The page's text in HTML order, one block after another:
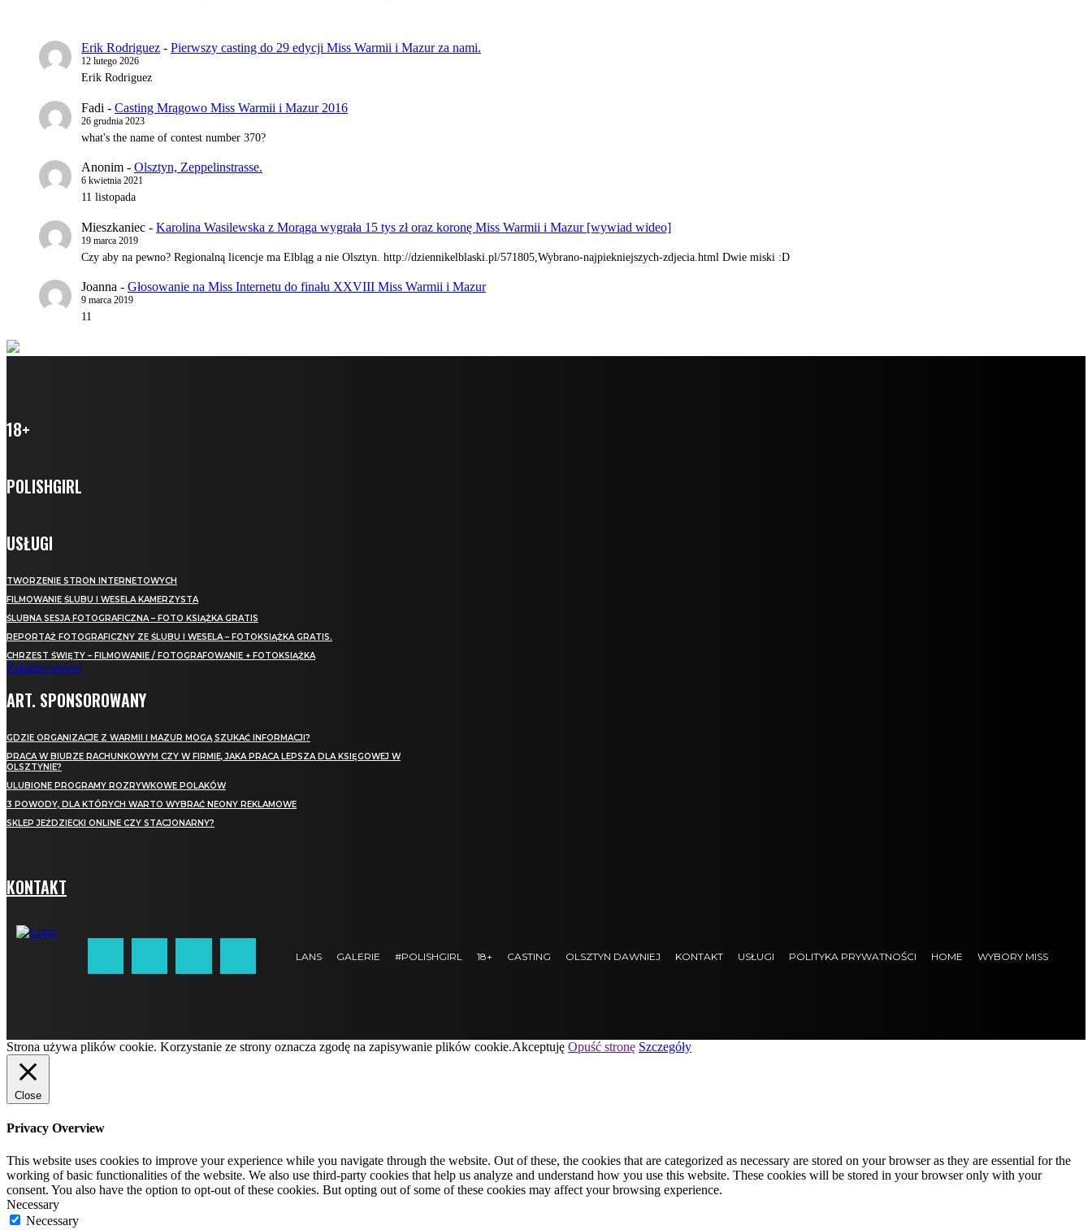
Erik Rodriguez - Pierwszy casting do 29 edycji Miss Warmii i Mazur za nami.
12 lutego 2026
Erik Rodriguez
Fadi - Casting Mrągowo Miss Warmii i Mazur 2016
26 grudnia 2023
what's the name of contest number 370?
Anonim - Olsztyn, Zeppelinstrasse.
6 kwietnia 2021
11 listopada
Mieszkaniec - Karolina Wasilewska z Morąga wygrała 15 tys zł oraz koronę Miss Warmii i Mazur [wywiad wideo]
19 marca 2019
Czy aby na pewno? Regionalną licencje ma Elbląg a nie Olsztyn. http://dziennikelblaski.pl/571805,Wybrano-najpiekniejszych-zdjecia.html Dwie miski :D
Joanna - Głosowanie na Miss Internetu do finału XXVIII Miss Warmii i Mazur
9 marca 2019
11
18+
POLISHGIRL
USŁUGI
TWORZENIE STRON INTERNETOWYCH
FILMOWANIE ŚLUBU I WESELA KAMERZYSTA
ŚLUBNA SESJA FOTOGRAFICZNA – FOTO KSIĄŻKA GRATIS
REPORTAŻ FOTOGRAFICZNY ZE ŚLUBU I WESELA – FOTOKSIĄŻKA GRATIS.
CHRZEST ŚWIĘTY – FILMOWANIE / FOTOGRAFOWANIE + FOTOKSIĄŻKA
Załaduj więcej
ART. SPONSOROWANY
GDZIE ORGANIZACJE Z WARMII I MAZUR MOGĄ SZUKAĆ INFORMACJI?
PRACA W BIURZE RACHUNKOWYM CZY W FIRMIE, JAKA PRACA LEPSZA DLA KSIĘGOWEJ W
OLSZTYNIE?
ULUBIONE PROGRAMY ROZRYWKOWE POLAKÓW
3 POWODY, DLA KTÓRYCH WARTO WYBRAĆ NEONY REKLAMOWE
SKLEP JEŹDZIECKI ONLINE CZY STACJONARNY?
KONTAKT
LANS GALERIE #POLISHGIRL 18+ CASTING OLSZTYN DAWNIEJ KONTAKT USŁUGI POLITYKA PRYWATNOŚCI HOME WYBORY MISS
Strona używa plików cookie. Korzystanie ze strony oznacza zgodę na zapisywanie plików cookie.Akceptuję Opuść stronę Szczegóły
Close
Privacy Overview
This website uses cookies to improve your experience while you navigate through the website. Out of these, the cookies that are categorized as necessary are stored on your browser as they are essential for the
working of basic functionalities of the website. We also use third-party cookies that help us analyze and understand how you use this website. These cookies will be stored in your browser only with your
consent. You also have the option to opt-out of these cookies. But opting out of some of these cookies may affect your browsing experience.
Necessary
Necessary